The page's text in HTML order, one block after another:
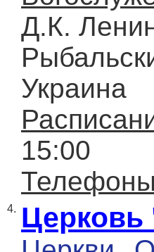
Д.К.
Украина
15:00
Телефоны
4. Церковь